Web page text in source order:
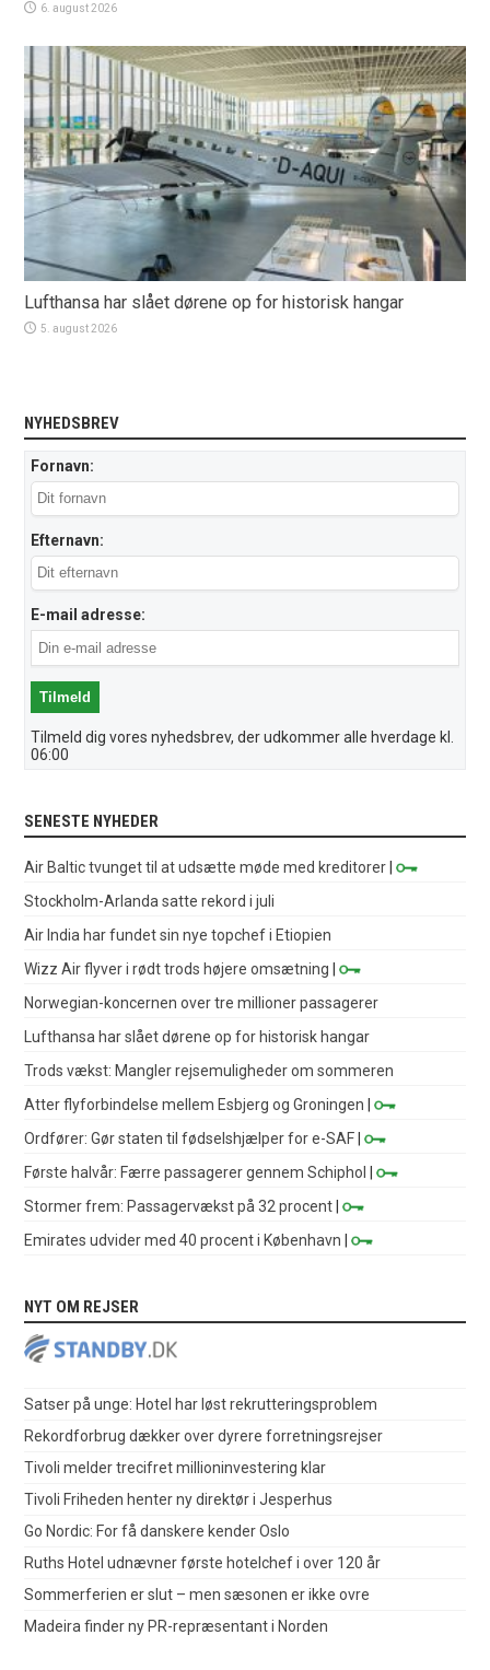
6. august 2026
Lufthansa har slået dørene op for historisk hangar
5. august 2026
NYHEDSBREV
Fornavn:
Efternavn:
E-mail adresse:
Tilmeld dig vores nyhedsbrev, der udkommer alle hverdage kl.
06:00
SENESTE NYHEDER
Air Baltic tvunget til at udsætte møde med kreditorer |
Stockholm-Arlanda satte rekord i juli
Air India har fundet sin nye topchef i Etiopien
Wizz Air flyver i rødt trods højere omsætning |
Norwegian-koncernen over tre millioner passagerer
Lufthansa har slået dørene op for historisk hangar
Trods vækst: Mangler rejsemuligheder om sommeren
Atter flyforbindelse mellem Esbjerg og Groningen |
Ordfører: Gør staten til fødselshjælper for e-SAF |
Første halvår: Færre passagerer gennem Schiphol
|
Stormer frem: Passagervækst på 32 procent |
Emirates udvider med 40 procent i København |
NYT OM REJSER
Satser på unge: Hotel har løst rekrutteringsproblem
Rekordforbrug dækker over dyrere forretningsrejser
Tivoli melder trecifret millioninvestering klar
Tivoli Friheden henter ny direktør i Jesperhus
Go Nordic: For få danskere kender Oslo
Ruths Hotel udnævner første hotelchef i over 120 år
Sommerferien er slut – men sæsonen er ikke ovre
Madeira finder ny PR-repræsentant i Norden